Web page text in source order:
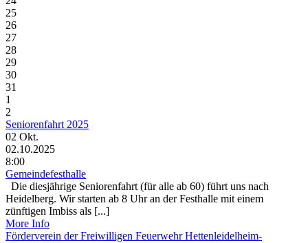
25
26
27
28
29
30
31
1
2
Seniorenfahrt 2025
02 Okt.
02.10.2025
8:00
Gemeindefesthalle
Die diesjährige Seniorenfahrt (für alle ab 60) führt uns nach
Heidelberg. Wir starten ab 8 Uhr an der Festhalle mit einem
zünftigen Imbiss als [...]
More Info
Förderverein der Freiwilligen Feuerwehr Hettenleidelheim-